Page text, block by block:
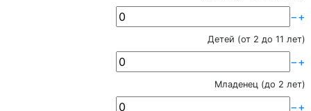
−+
Детей (от 2 до 11 лет)
−+
Младенец (до 2 лет)
−+